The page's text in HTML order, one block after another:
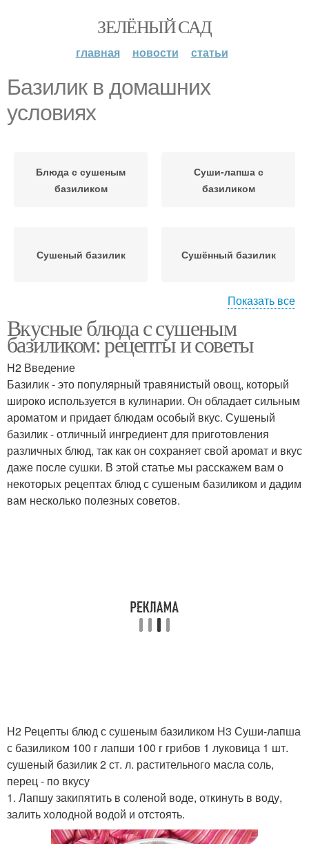
ЗЕЛЁНЫЙ САД
главная новости статьи
Базилик в домашних
условиях
Блюда с сушеным
базиликом
Суши-лапша с
базиликом
Сушеный базилик Сушённый базилик
Базилик в кулинарии Варение с базиликом
Лимонад с базиликом Домашний хлеб
Хлеб с базиликом Маффина с базиликом
Заготовка из базилика
Показать все
Вкусные блюда с сушеным
базиликом: рецепты и советы
H2 Введение
Базилик - это популярный травянистый овощ, который
широко используется в кулинарии. Он обладает сильным
ароматом и придает блюдам особый вкус. Сушеный
базилик - отличный ингредиент для приготовления
различных блюд, так как он сохраняет свой аромат и вкус
даже после сушки. В этой статье мы расскажем вам о
некоторых рецептах блюд с сушеным базиликом и дадим
вам несколько полезных советов.
H2 Рецепты блюд с сушеным базиликом H3 Суши-лапша
с базиликом 100 г лапши 100 г грибов 1 луковица 1 шт.
сушеный базилик 2 ст. л. растительного масла соль,
перец - по вкусу
1. Лапшу закипятить в соленой воде, откинуть в воду,
залить холодной водой и отстоять.